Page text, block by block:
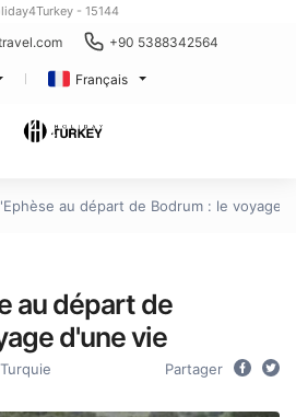
- 15144
+90 5388342564
Français
au départ de Bodrum : le voyage
au départ de
d'une vie
Partager